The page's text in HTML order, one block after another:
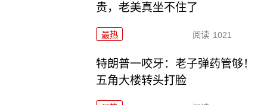
贵，老美真坐不住了
最热 阅读 1021
特朗普一咬牙：老子弹药管够！
五角大楼转头打脸